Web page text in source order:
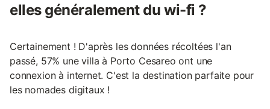
elles généralement du wi-fi ?
Certainement ! D'après les données récoltées l'an
passé, 57% une villa à Porto Cesareo ont une
connexion à internet. C'est la destination parfaite pour
les nomades digitaux !